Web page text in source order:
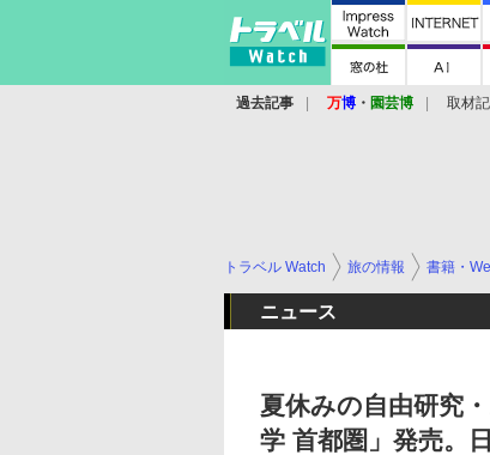
過去記事 万博 ・ 園芸博 取材
トラベル Watch 旅の情報 書籍・
ニュース
夏休みの自由研究
学 首都圏」発売。